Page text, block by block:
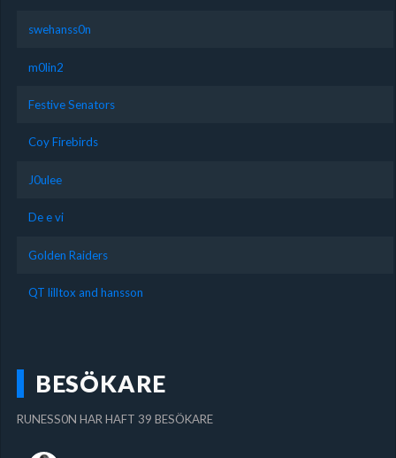
swehanss0n
m0lin2
Festive Senators
Coy Firebirds
J0ulee
De e vi
Golden Raiders
QT lilltox and hansson
BESÖKARE
RUNESS0N HAR HAFT 39 BESÖKARE